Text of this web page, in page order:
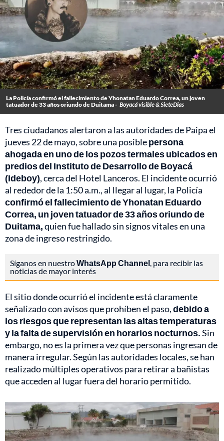
La Policía confirmó el fallecimiento de Yhonatan Eduardo Correa, un joven
tatuador de 33 años oriundo de Duitama - Boyacá visible & SieteDias
Tres ciudadanos alertaron a las autoridades de Paipa el
jueves 22 de mayo, sobre una posiblepersona
ahogada en uno de los pozos termales ubicados en
predios del Instituto de Desarrollo de Boyacá
(Ideboy), cerca del Hotel Lanceros. El incidente ocurrió
al rededor de la 1:50 a.m., al llegar al lugar, la Policía
confirmó el fallecimiento de Yhonatan Eduardo
Correa, un joven tatuador de 33 años oriundo de
Duitama,quien fue hallado sin signos vitales en una
zona de ingreso restringido.
Síganos en nuestroWhatsApp Channel, para recibir las
noticias de mayor interés
El sitio donde ocurrió el incidente está claramente
señalizado con avisos que prohíben el paso,debido a
los riesgos que representan las altas temperaturas
y la falta de supervisión en horarios nocturnos.Sin
embargo, no es la primera vez que personas ingresan de
manera irregular. Según las autoridades locales, se han
realizado múltiples operativos para retirar a bañistas
que acceden al lugar fuera del horario permitido.